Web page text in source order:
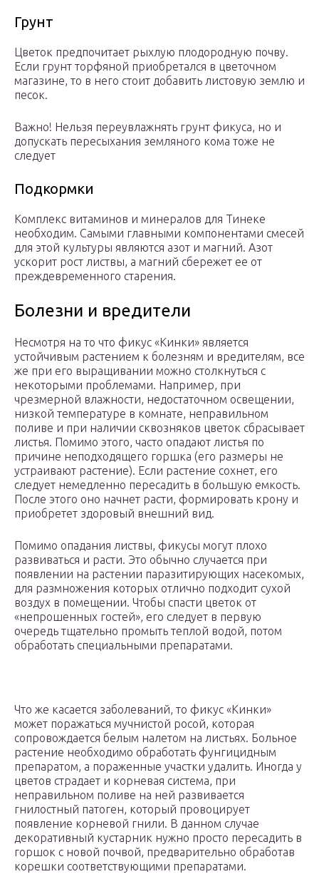
Грунт
Цветок предпочитает рыхлую плодородную почву.
Если грунт торфяной приобретался в цветочном
магазине, то в него стоит добавить листовую землю и
песок.
Важно! Нельзя переувлажнять грунт фикуса, но и
допускать пересыхания земляного кома тоже не
следует
Подкормки
Комплекс витаминов и минералов для Тинеке
необходим. Самыми главными компонентами смесей
для этой культуры являются азот и магний. Азот
ускорит рост листвы, а магний сбережет ее от
преждевременного старения.
Болезни и вредители
Несмотря на то что фикус «Кинки» является
устойчивым растением к болезням и вредителям, все
же при его выращивании можно столкнуться с
некоторыми проблемами. Например, при
чрезмерной влажности, недостаточном освещении,
низкой температуре в комнате, неправильном
поливе и при наличии сквозняков цветок сбрасывает
листья. Помимо этого, часто опадают листья по
причине неподходящего горшка (его размеры не
устраивают растение). Если растение сохнет, его
следует немедленно пересадить в большую емкость.
После этого оно начнет расти, формировать крону и
приобретет здоровый внешний вид.
Помимо опадания листвы, фикусы могут плохо
развиваться и расти. Это обычно случается при
появлении на растении паразитирующих насекомых,
для размножения которых отлично подходит сухой
воздух в помещении. Чтобы спасти цветок от
«непрошенных гостей», его следует в первую
очередь тщательно промыть теплой водой, потом
обработать специальными препаратами.
Что же касается заболеваний, то фикус «Кинки»
может поражаться мучнистой росой, которая
сопровождается белым налетом на листьях. Больное
растение необходимо обработать фунгицидным
препаратом, а пораженные участки удалить. Иногда у
цветов страдает и корневая система, при
неправильном поливе на ней развивается
гнилостный патоген, который провоцирует
появление корневой гнили. В данном случае
декоративный кустарник нужно просто пересадить в
горшок с новой почвой, предварительно обработав
корешки соответствующими препаратами.